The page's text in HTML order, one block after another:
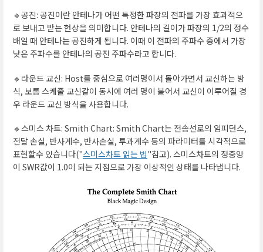
🔹공진: 공진이란 안테나가 어떤 특정한 파장의 전파를 가장 효과적으
로 보내고 받는 현상을 의미합니다. 안테나의 길이가 파장의 1/2의 정수
배일 때 안테나는 공진하게 됩니다. 이때 이 전파의 주파수 중에서 가장
낮은 주파수를 안테나의 공진 주파수라고 합니다.
🔹라운드 교신: Host를 중심으로 여러명이서 돌아가면서 교신하는 방
식, 보통 스케줄 교신같이 동시에 여러 명이 붙어서 교신이 이루어질 경
우 라운드 교신 방식을 사용합니다.
🔹스미스 차트: Smith Chart: Smith Chart는 전송선로의 임피던스,
전달 손실, 반사계수, 반사손실, 투과계수 등의 파라미터를 시각적으로
표현할수 있습니다("스미스차트 읽는 법"참고). 스미스차트의 정중앙
이 SWR값이 1.0이 되는 지점으로 가장 이상적인 상태를 나타냅니다.